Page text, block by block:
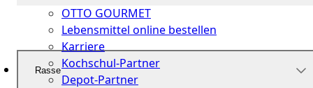
OTTO GOURMET
Lebensmittel online bestellen
Karriere
Kochschul-Partner
Depot-Partner
Rasse